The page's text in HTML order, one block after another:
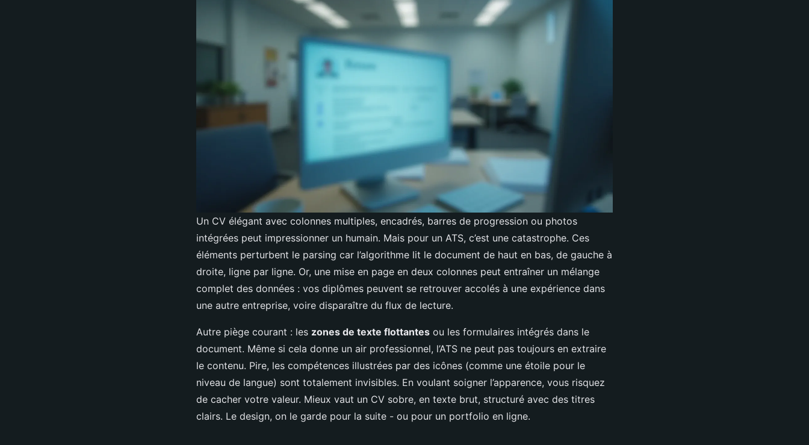
Un CV élégant avec colonnes multiples, encadrés, barres de progression ou photos
intégrées peut impressionner un humain. Mais pour un ATS, c’est une catastrophe. Ces
éléments perturbent le parsing car l’algorithme lit le document de haut en bas, de gauche à
droite, ligne par ligne. Or, une mise en page en deux colonnes peut entraîner un mélange
complet des données : vos diplômes peuvent se retrouver accolés à une expérience dans
une autre entreprise, voire disparaître du flux de lecture.
Autre piège courant : les zones de texte flottantes ou les formulaires intégrés dans le
document. Même si cela donne un air professionnel, l’ATS ne peut pas toujours en extraire
le contenu. Pire, les compétences illustrées par des icônes (comme une étoile pour le
niveau de langue) sont totalement invisibles. En voulant soigner l’apparence, vous risquez
de cacher votre valeur. Mieux vaut un CV sobre, en texte brut, structuré avec des titres
clairs. Le design, on le garde pour la suite - ou pour un portfolio en ligne.